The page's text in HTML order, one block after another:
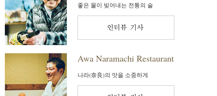
좋은 물이 빚어내는 전통의 술
Awa Naramachi Restaurant
나라(奈良)의 맛을 소중하게